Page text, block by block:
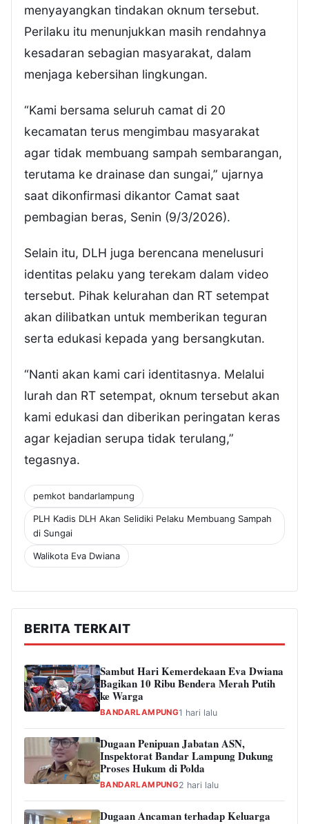
menyayangkan tindakan oknum tersebut.
Perilaku itu menunjukkan masih rendahnya
kesadaran sebagian masyarakat, dalam
menjaga kebersihan lingkungan.
“Kami bersama seluruh camat di 20
kecamatan terus mengimbau masyarakat
agar tidak membuang sampah sembarangan,
terutama ke drainase dan sungai,” ujarnya
saat dikonfirmasi dikantor Camat saat
pembagian beras, Senin (9/3/2026).
Selain itu, DLH juga berencana menelusuri
identitas pelaku yang terekam dalam video
tersebut. Pihak kelurahan dan RT setempat
akan dilibatkan untuk memberikan teguran
serta edukasi kepada yang bersangkutan.
“Nanti akan kami cari identitasnya. Melalui
lurah dan RT setempat, oknum tersebut akan
kami edukasi dan diberikan peringatan keras
agar kejadian serupa tidak terulang,”
tegasnya.
pemkot bandarlampung
PLH Kadis DLH Akan Selidiki Pelaku Membuang Sampah
di Sungai
Walikota Eva Dwiana
BERITA TERKAIT
Sambut Hari Kemerdekaan Eva Dwiana
Bagikan 10 Ribu Bendera Merah Putih
ke Warga
BANDARLAMPUNG1 hari lalu
Dugaan Penipuan Jabatan ASN,
Inspektorat Bandar Lampung Dukung
Proses Hukum di Polda
BANDARLAMPUNG2 hari lalu
Dugaan Ancaman terhadap Keluarga